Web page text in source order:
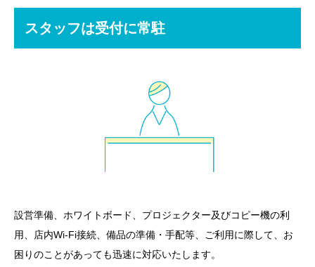
スタッフは受付に常駐
設営準備、ホワイトボード、プロジェクター及びコピー機の利
用、店内Wi-Fi接続、備品の準備・手配等、ご利用に際して、お
困りのことがあっても迅速に対応いたします。